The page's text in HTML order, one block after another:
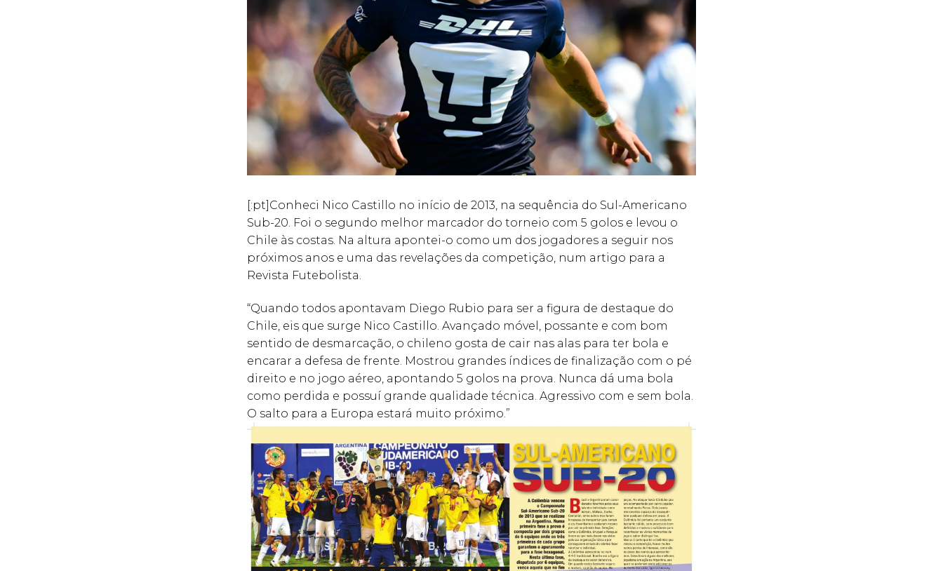
[:pt]Conheci Nico Castillo no início de 2013, na sequência do Sul-Americano
Sub-20. Foi o segundo melhor marcador do torneio com 5 golos e levou o
Chile às costas. Na altura apontei-o como um dos jogadores a seguir nos
próximos anos e uma das revelações da competição, num artigo para a
Revista Futebolista.
“Quando todos apontavam Diego Rubio para ser a figura de destaque do
Chile, eis que surge Nico Castillo. Avançado móvel, possante e com bom
sentido de desmarcação, o chileno gosta de cair nas alas para ter bola e
encarar a defesa de frente. Mostrou grandes índices de finalização com o pé
direito e no jogo aéreo, apontando 5 golos na prova. Nunca dá uma bola
como perdida e possuí grande qualidade técnica. Agressivo com e sem bola.
O salto para a Europa estará muito próximo.”